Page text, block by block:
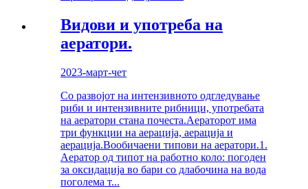
Видови и употреба на
аератори.
2023-март-чет
Со развојот на интензивното одгледување
риби и интензивните рибници, употребата
на аератори стана почеста.Аераторот има
три функции на аерација, аерација и
аерација.Вообичаени типови на аератори.1.
Аератор од типот на работно коло: погоден
за оксидација во бари со длабочина на вода
поголема т...